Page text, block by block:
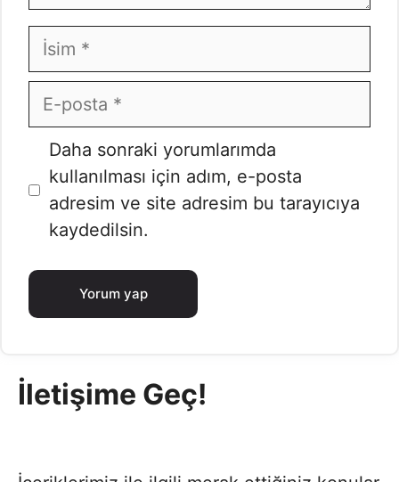
İsim
E-
posta
İnternet
sitesi
Daha sonraki yorumlarımda
kullanılması için adım, e-posta
adresim ve site adresim bu tarayıcıya
kaydedilsin.
İletişime Geç!